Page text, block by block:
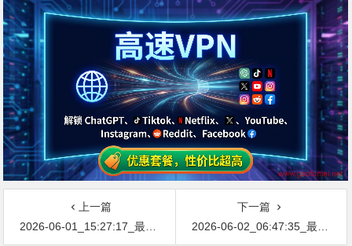
上一篇
2026-06-01_15:27:17_最新网络节点地址免费分享…不定期更新…开放免费分享（网络免费节点香港|日本|韩国|新加坡|台湾|马来西亚|…
下一篇
2026-06-02_06:47:35_最新网络节点地址免费分享…不定期更新…开放免费分享（网络免费节点香港|日本|韩国|新加坡|台湾|马来西亚|…